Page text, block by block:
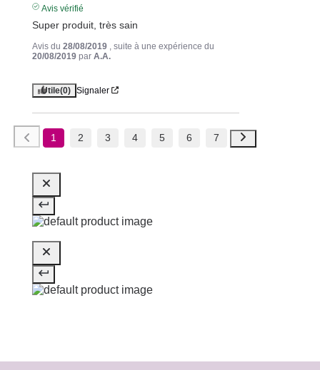
Avis vérifié
Super produit, très sain
Avis du 28/08/2019 , suite à une expérience du
20/08/2019 par A.A.
Utile(0) Signaler
1 2 3 4 5 6 7